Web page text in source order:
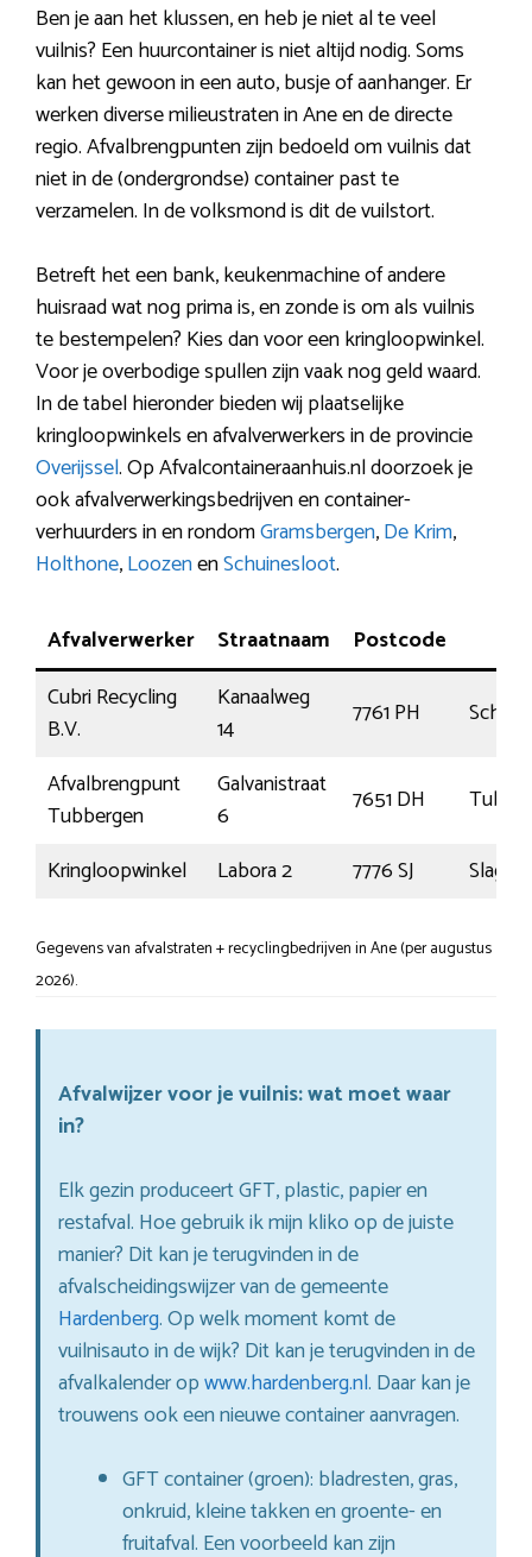
Ben je aan het klussen, en heb je niet al te veel
vuilnis? Een huurcontainer is niet altijd nodig. Soms
kan het gewoon in een auto, busje of aanhanger. Er
werken diverse milieustraten in Ane en de directe
regio. Afvalbrengpunten zijn bedoeld om vuilnis dat
niet in de (ondergrondse) container past te
verzamelen. In de volksmond is dit de vuilstort.
Betreft het een bank, keukenmachine of andere
huisraad wat nog prima is, en zonde is om als vuilnis
te bestempelen? Kies dan voor een kringloopwinkel.
Voor je overbodige spullen zijn vaak nog geld waard.
In de tabel hieronder bieden wij plaatselijke
kringloopwinkels en afvalverwerkers in de provincie
Overijssel. Op Afvalcontaineraanhuis.nl doorzoek je
ook afvalverwerkingsbedrijven en container-
verhuurders in en rondomGramsbergen,De Krim,
Holthone,LoozenenSchuinesloot.
Afvalverwerker Straatnaam Postcode
Cubri Recycling
B.V.
Kanaalweg
14
7761 PH
Afvalbrengpunt
Tubbergen
Galvanistraat
6
7651 DH
Kringloopwinkel
Labora 2 7776 SJ
Gegevens van afvalstraten + recyclingbedrijven in Ane (per augustus
2026).
Afvalwijzer voor je vuilnis: wat moet waar
in?
Elk gezin produceert GFT, plastic, papier en
restafval. Hoe gebruik ik mijn kliko op de juiste
manier? Dit kan je terugvinden in de
afvalscheidingswijzer van de gemeente
Hardenberg. Op welk moment komt de
vuilnisauto in de wijk? Dit kan je terugvinden in de
afvalkalender opwww.hardenberg.nl. Daar kan je
trouwens ook een nieuwe container aanvragen.
GFT container (groen): bladresten, gras,
onkruid, kleine takken en groente- en
fruitafval. Een voorbeeld kan zijn